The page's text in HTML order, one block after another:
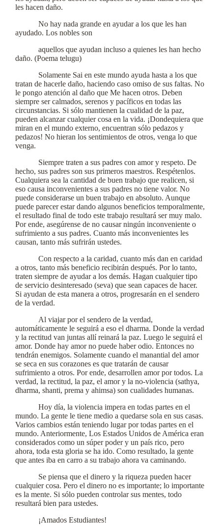
les hacen daño.
No hay nada grande en ayudar a los que les han
ayudado. Los nobles son
aquellos que ayudan incluso a quienes les han hecho
daño. (Poema telugu)
Solamente Sai en este mundo ayuda hasta a los que
tratan de hacerle daño, haciendo caso omiso de sus faltas. No
le pongo atención al daño que Me hacen otros. Deben
siempre ser calmados, serenos y pacíficos en todas las
circunstancias. Si sólo mantienen la cualidad de la paz,
pueden alcanzar cualquier cosa en la vida. ¡Dondequiera que
miran en el mundo externo, encuentran sólo pedazos y
pedazos! No hieran los sentimientos de otros, venga lo que
venga.
Siempre traten a sus padres con amor y respeto. De
hecho, sus padres son sus primeros maestros. Respétenlos.
Cualquiera sea la cantidad de buen trabajo que realicen, si
eso causa inconvenientes a sus padres no tiene valor. No
puede considerarse un buen trabajo en absoluto. Aunque
puede parecer estar dando algunos beneficios temporalmente,
el resultado final de todo este trabajo resultará ser muy malo.
Por ende, asegúrense de no causar ningún inconveniente o
sufrimiento a sus padres. Cuanto más inconvenientes les
causan, tanto más sufrirán ustedes.
Con respecto a la caridad, cuanto más dan en caridad
a otros, tanto más beneficio recibirán después. Por lo tanto,
traten siempre de ayudar a los demás. Hagan cualquier tipo
de servicio desinteresado (seva) que sean capaces de hacer.
Si ayudan de esta manera a otros, progresarán en el sendero
de la verdad.
Al viajar por el sendero de la verdad,
automáticamente le seguirá a eso el dharma. Donde la verdad
y la rectitud van juntas allí reinará la paz. Luego le seguirá el
amor. Donde hay amor no puede haber odio. Entonces no
tendrán enemigos. Solamente cuando el manantial del amor
se seca en sus corazones es que tratarán de causar
sufrimiento a otros. Por ende, desarrollen amor por todos. La
verdad, la rectitud, la paz, el amor y la no-violencia (sathya,
dharma, shanti, prema y ahimsa) son cualidades humanas.
Hoy día, la violencia impera en todas partes en el
mundo. La gente le tiene medio a quedarse sola en sus casas.
Varios cambios están teniendo lugar por todas partes en el
mundo. Anteriormente, Los Estados Unidos de América eran
considerados como un súper poder y un país rico, pero
ahora, toda esta gloria se ha ido. Como resultado, la gente
que antes iba en carro a su trabajo ahora va caminando.
Se piensa que el dinero y la riqueza pueden hacer
cualquier cosa. Pero el dinero no es importante; lo importante
es la mente. Si sólo pueden controlar sus mentes, todo
resultará bien para ustedes.
¡Amados Estudiantes!